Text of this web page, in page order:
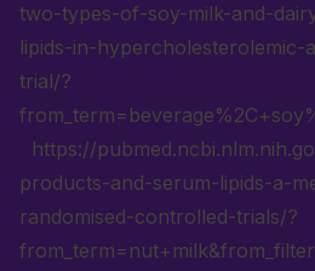
two-types-of-soy-milk-and-
lipids-in-hypercholesterolemic-
trial/?
https://
products-and-serum-lipids-a-
randomised-controlled-trials/?